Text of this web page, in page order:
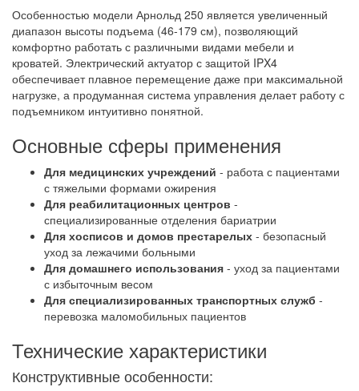
Особенностью модели Арнольд 250 является увеличенный
диапазон высоты подъема (46-179 см), позволяющий
комфортно работать с различными видами мебели и
кроватей. Электрический актуатор с защитой IPX4
обеспечивает плавное перемещение даже при максимальной
нагрузке, а продуманная система управления делает работу с
подъемником интуитивно понятной.
Основные сферы применения
Для медицинских учреждений - работа с пациентами
с тяжелыми формами ожирения
Для реабилитационных центров -
специализированные отделения бариатрии
Для хосписов и домов престарелых - безопасный
уход за лежачими больными
Для домашнего использования - уход за пациентами
с избыточным весом
Для специализированных транспортных служб -
перевозка маломобильных пациентов
Технические характеристики
Конструктивные особенности: